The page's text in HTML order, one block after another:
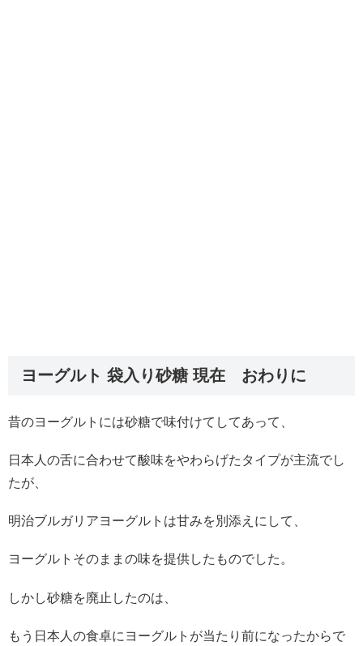
ヨーグルト 袋入り砂糖 現在 おわりに
昔のヨーグルトには砂糖で味付けてしてあって、
日本人の舌に合わせて酸味をやわらげたタイプが主流でし
たが、
明治ブルガリアヨーグルトは甘みを別添えにして、
ヨーグルトそのままの味を提供したものでした。
しかし砂糖を廃止したのは、
もう日本人の食卓にヨーグルトが当たり前になったからで